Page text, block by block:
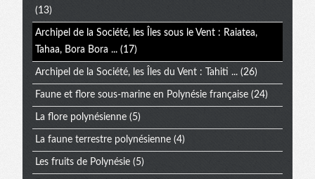
(13)
Archipel de la Société, les Îles sous le Vent : Raiatea,
Tahaa, Bora Bora ... (17)
Archipel de la Société, les Îles du Vent : Tahiti ... (26)
Faune et flore sous-marine en Polynésie française (24)
La flore polynésienne (5)
La faune terrestre polynésienne (4)
Les fruits de Polynésie (5)